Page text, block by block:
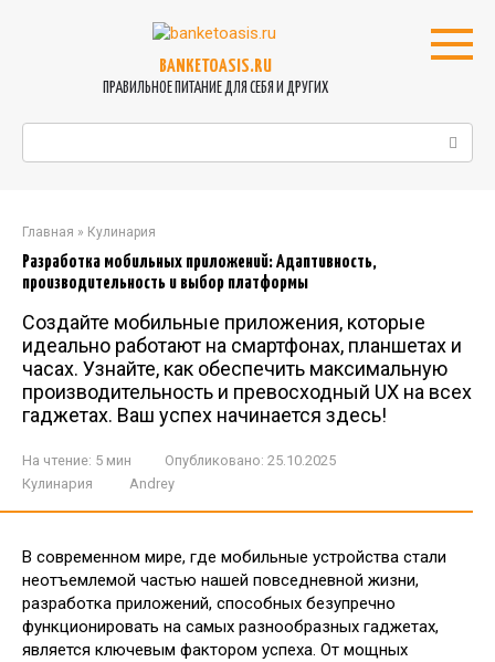
BANKETOASIS.RU
ПРАВИЛЬНОЕ ПИТАНИЕ ДЛЯ СЕБЯ И ДРУГИХ
Главная » Кулинария
Разработка мобильных приложений: Адаптивность,
производительность и выбор платформы
Создайте мобильные приложения, которые
идеально работают на смартфонах, планшетах и
часах. Узнайте, как обеспечить максимальную
производительность и превосходный UX на всех
гаджетах. Ваш успех начинается здесь!
На чтение: 5 мин Опубликовано: 25.10.2025
Кулинария
Andrey
В современном мире, где мобильные устройства стали
неотъемлемой частью нашей повседневной жизни,
разработка приложений, способных безупречно
функционировать на самых разнообразных гаджетах,
является ключевым фактором успеха. От мощных